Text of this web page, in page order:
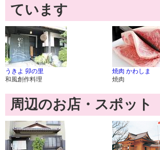
ています
うきよ 卯の里
和風創作料理
焼肉 かわしま
焼肉
周辺のお店・スポット